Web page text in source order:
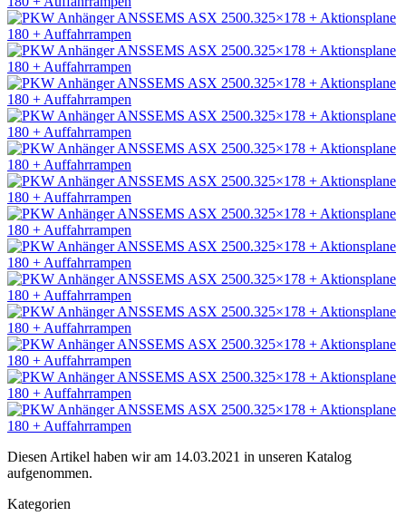
Diesen Artikel haben wir am 14.03.2021 in unseren Katalog
aufgenommen.
Kategorien